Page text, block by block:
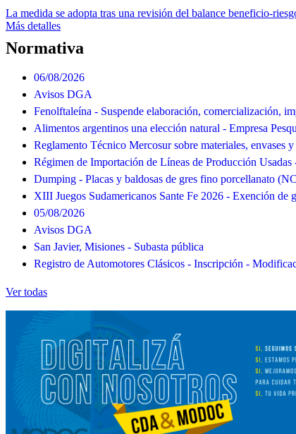
La medida se adopta tras una revisión del balance beneficio-
Más detalles
Normativa
06/08/2026
Avisos DGA
Fenolftaleína - Suspende elaboración, comercialización,
Alimentos argentinos una elección natural - Empresa
Reglamento Técnico Mercosur sobre materiales, envases
Régimen de Importación de Líneas de Producción
Dumping - Placas y baldosas de gres fino porcellanato
XIII Juegos Sudamericanos Sante Fe 2026 - Exención de
05/08/2026
Avisos DGA
San Javier, Misiones - Subasta pública
Registro de Automotores Clásicos - Inscripción -
Ver todas